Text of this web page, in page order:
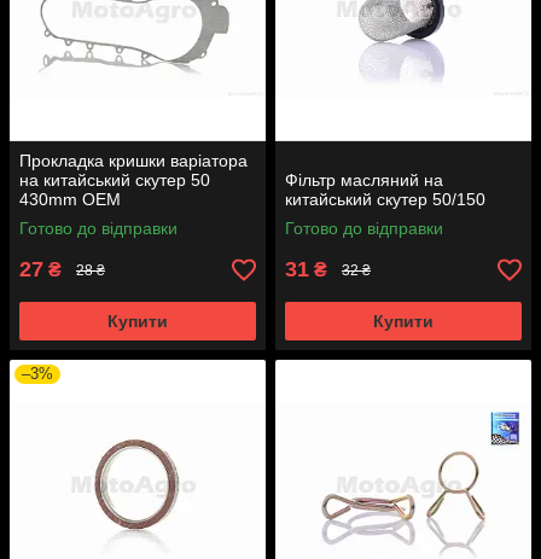
Прокладка кришки варіатора
на китайський скутер 50
430mm OEM
Готово до відправки
27 ₴ 28 ₴
Купити
Фільтр масляний на
китайський скутер 50/150
Готово до відправки
31 ₴ 32 ₴
Купити
–3%